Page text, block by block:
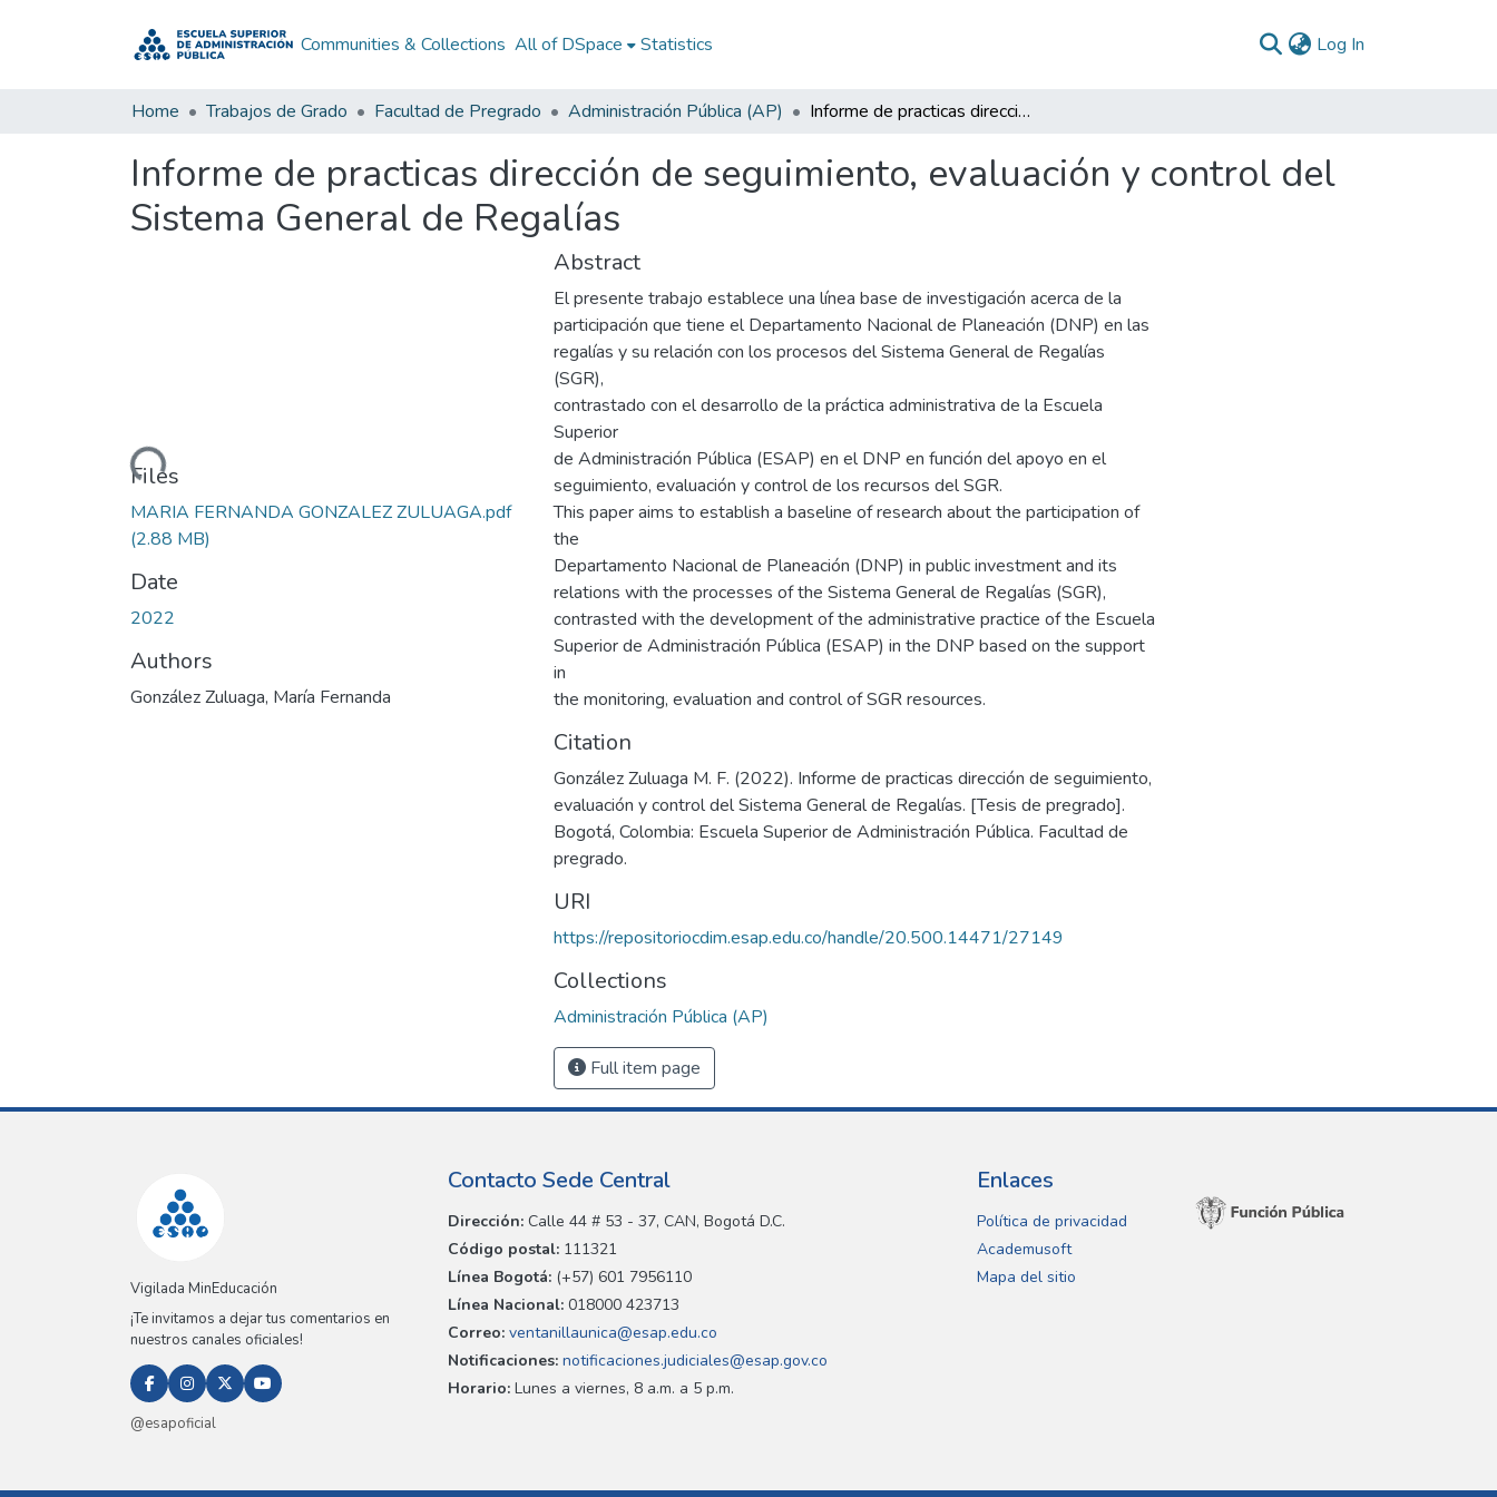
Communities & Collections All of DSpace Statistics Log In
Home Trabajos de Grado Facultad de Pregrado Administración Pública (AP) Informe de practicas dirección de seguimiento, evaluación y control del Sistema General de Regalías
Informe de practicas dirección de seguimiento, evaluación y control del
Sistema General de Regalías
Loading...
Files
MARIA FERNANDA GONZALEZ ZULUAGA.pdf
(2.88 MB)
Date
2022
Authors
González Zuluaga, María Fernanda
Abstract
El presente trabajo establece una línea base de investigación acerca de la
participación que tiene el Departamento Nacional de Planeación (DNP) en las
regalías y su relación con los procesos del Sistema General de Regalías
(SGR),
contrastado con el desarrollo de la práctica administrativa de la Escuela
Superior
de Administración Pública (ESAP) en el DNP en función del apoyo en el
seguimiento, evaluación y control de los recursos del SGR.
This paper aims to establish a baseline of research about the participation of
the
Departamento Nacional de Planeación (DNP) in public investment and its
relations with the processes of the Sistema General de Regalías (SGR),
contrasted with the development of the administrative practice of the Escuela
Superior de Administración Pública (ESAP) in the DNP based on the support
in
the monitoring, evaluation and control of SGR resources.
Citation
González Zuluaga M. F. (2022). Informe de practicas dirección de seguimiento,
evaluación y control del Sistema General de Regalías. [Tesis de pregrado].
Bogotá, Colombia: Escuela Superior de Administración Pública. Facultad de
pregrado.
URI
https://repositoriocdim.esap.edu.co/handle/20.500.14471/27149
Collections
Administración Pública (AP)
Full item page
Vigilada MinEducación
¡Te invitamos a dejar tus comentarios en
nuestros canales oficiales!
@esapoficial
Contacto Sede Central
Dirección: Calle 44 # 53 - 37, CAN, Bogotá D.C.
Código postal: 111321
Línea Bogotá: (+57) 601 7956110
Línea Nacional: 018000 423713
Correo: ventanillaunica@esap.edu.co
Notificaciones: notificaciones.judiciales@esap.gov.co
Horario: Lunes a viernes, 8 a.m. a 5 p.m.
Enlaces
Política de privacidad
Academusoft
Mapa del sitio